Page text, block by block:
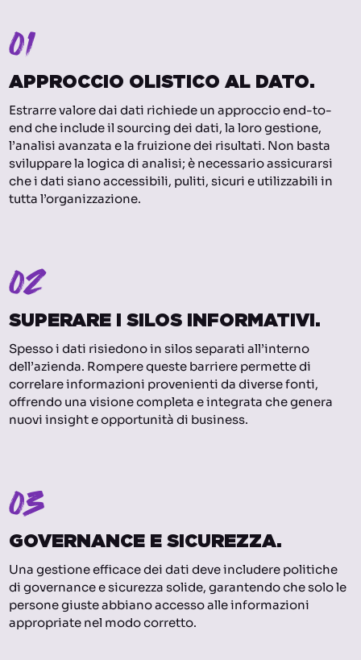
01
APPROCCIO OLISTICO AL DATO.
Estrarre valore dai dati richiede un approccio end-to-
end che include il sourcing dei dati, la loro gestione,
l’analisi avanzata e la fruizione dei risultati. Non basta
sviluppare la logica di analisi; è necessario assicurarsi
che i dati siano accessibili, puliti, sicuri e utilizzabili in
tutta l’organizzazione.
02
SUPERARE I SILOS INFORMATIVI.
Spesso i dati risiedono in silos separati all’interno
dell’azienda. Rompere queste barriere permette di
correlare informazioni provenienti da diverse fonti,
offrendo una visione completa e integrata che genera
nuovi insight e opportunità di business.
03
GOVERNANCE E SICUREZZA.
Una gestione efficace dei dati deve includere politiche
di governance e sicurezza solide, garantendo che solo le
persone giuste abbiano accesso alle informazioni
appropriate nel modo corretto.